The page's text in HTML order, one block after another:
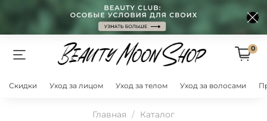
0
Скидки Уход за лицом Уход за телом Уход за волосами
Главная Каталог